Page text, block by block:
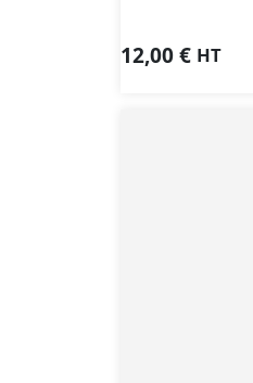
12,00€ HT